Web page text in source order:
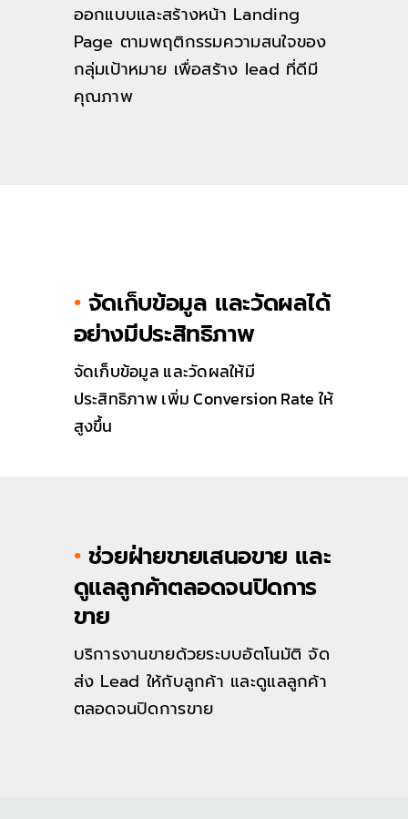
ออกแบบและสร้างหน้า Landing
Page ตามพฤติกรรมความสนใจของ
กลุ่มเป้าหมาย เพื่อสร้าง lead ที่ดีมี
คุณภาพ
• จัดเก็บข้อมูล และวัดผลได้
อย่างมีประสิทธิภาพ
จัดเก็บข้อมูล และวัดผลให้มี
ประสิทธิภาพ เพิ่ม Conversion Rate ให้
สูงขึ้น
• ช่วยฝ่ายขายเสนอขาย และ
ดูแลลูกค้าตลอดจนปิดการ
ขาย
บริการงานขายด้วยระบบอัตโนมัติ จัด
ส่ง Lead ให้กับลูกค้า และดูแลลูกค้า
ตลอดจนปิดการขาย